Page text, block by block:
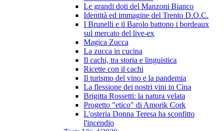
Le grandi doti del Manzoni Bianco
Identità ed immagine del Trento D.O.C.
I Brunelli e il Barolo battono i bordeaux
sul mercato del live-ex
Magica Zucca
La zucca in cucina
Il cachi, tra storia e linguistica
Ricette con il cachi
Il turismo del vino e la pandemia
La flessione dei nostri vini in Cina
Brigitta Rossetti: la natura velata
Progetto "etico" di Amorik Cork
L'osteria Donna Teresa ha sconfitto
l'incendio